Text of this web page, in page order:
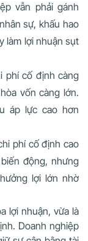
vẫn phải gánh
sự, khấu hao
làm lợi nhuận sụt
phí cố định càng
vốn càng lớn.
áp lực cao hơn
phí cố định cao
động, nhưng
lợi lớn nhờ
lợi nhuận, vừa là
Doanh nghiệp